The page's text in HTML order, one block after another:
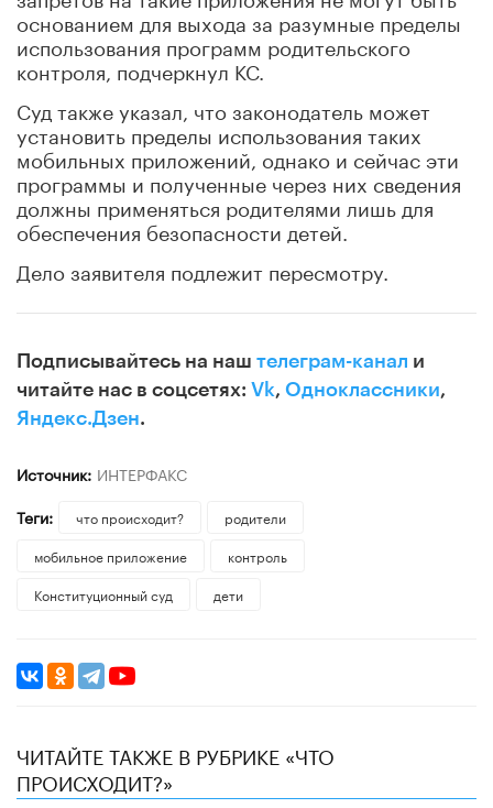
основанием для выхода за разумные пределы
использования программ родительского
контроля, подчеркнул КС.
Суд также указал, что законодатель может
установить пределы использования таких
мобильных приложений, однако и сейчас эти
программы и полученные через них сведения
должны применяться родителями лишь для
обеспечения безопасности детей.
Дело заявителя подлежит пересмотру.
Подписывайтесь на наш телеграм-канал и
читайте нас в соцсетях: Vk, Одноклассники,
Яндекс.Дзен.
Источник: ИНТЕРФАКС
Теги:
что происходит?
родители
мобильное приложение
контроль
Конституционный суд
дети
ЧИТАЙТЕ ТАКЖЕ В РУБРИКЕ «ЧТО
ПРОИСХОДИТ?»